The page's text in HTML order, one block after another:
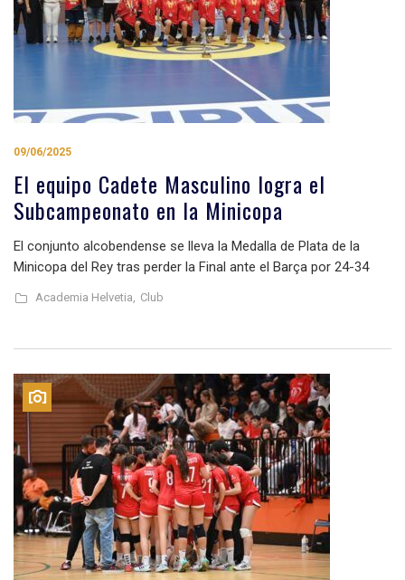
09/06/2025
El equipo Cadete Masculino logra el
Subcampeonato en la Minicopa
El conjunto alcobendense se lleva la Medalla de Plata de la
Minicopa del Rey tras perder la Final ante el Barça por 24-34
Academia Helvetia, Club